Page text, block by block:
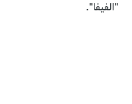
"الفيفا".